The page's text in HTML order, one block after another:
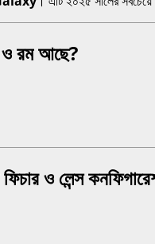
রম আছে?
ও লেন্স